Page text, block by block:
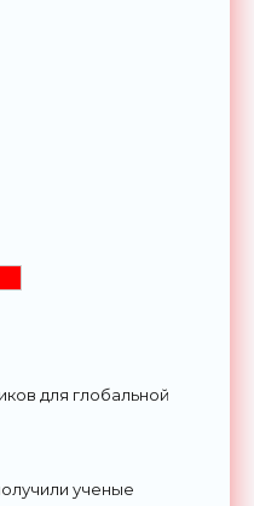
для глобальной
ученые